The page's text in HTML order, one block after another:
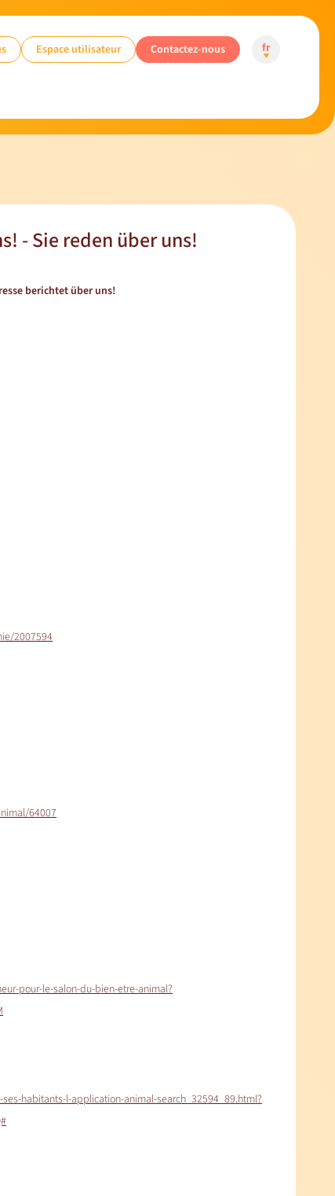
Espace utilisateur Contactez-nous fr
- Sie reden über uns!
berichtet über uns!
2007594
64007
pour-le-salon-du-bien-etre-animal?
habitants-l-application-animal-search_32594_89.html?